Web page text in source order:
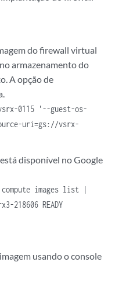
do firewall virtual
armazenamento do
A opção de
0115 '--guest-os-
uri=gs://vsrx-
disponível no Google
compute images list |
218606 READY
usando o console